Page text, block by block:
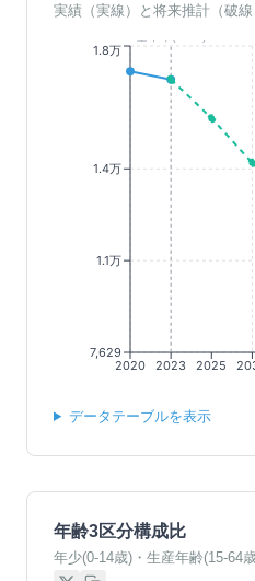
実績（実線）と将来推計（破線
2020 2023 2025
7,629
1.1万
1.4万
1.8万
データテーブルを表示
年齢3区分構成比
年少(0-14歳)・生産年齢(15-64